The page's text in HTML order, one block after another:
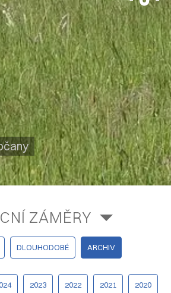
ZÁMĚRY
DLOUHODOBÉ ARCHIV
2023 2022 2021 2020